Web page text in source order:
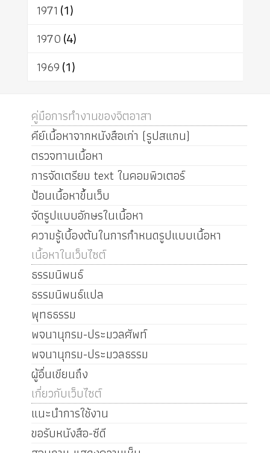
1971 (1)
1970(4)
1969(1)
คู่มือการทำงานของจิตอาสา
คีย์เนื้อหาจากหนังสือเก่า (รูปสแกน)
ตรวจทานเนื้อหา
การจัดเตรียม text ในคอมพิวเตอร์
ป้อนเนื้อหาขึ้นเว็บ
จัดรูปแบบอักษรในเนื้อหา
ความรู้เบื้องต้นในการกำหนดรูปแบบเนื้อหา
เนื้อหาในเว็บไซต์
ธรรมนิพนธ์
ธรรมนิพนธ์แปล
พุทธธรรม
พจนานุกรม-ประมวลศัพท์
พจนานุกรม-ประมวลธรรม
ผู้อื่นเขียนถึง
เกี่ยวกับเว็บไซต์
แนะนำการใช้งาน
ขอรับหนังสือ-ซีดี